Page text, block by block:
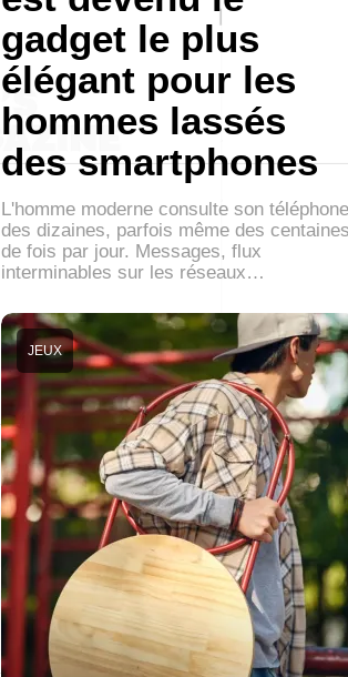
gadget le plus
élégant pour les
hommes lassés
des smartphones
L'homme moderne consulte son téléphone
des dizaines, parfois même des
de fois par jour. Messages, flux
interminables sur les réseaux…
JEUX